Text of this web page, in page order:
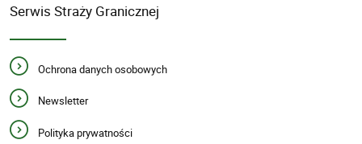
Serwis Straży Granicznej
Ochrona danych osobowych
Newsletter
Polityka prywatności